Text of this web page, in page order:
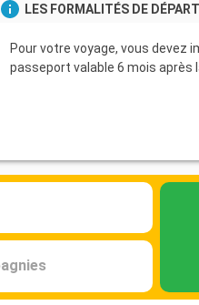
LES FORMALITÉS DE DÉPART
Pour votre voyage, vous devez
passeport valable 6 mois après